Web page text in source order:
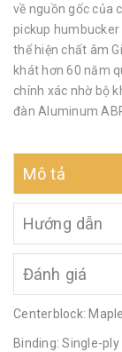
về nguồn gốc của
pickup
thể hiện chất âm
khát hơn 60 năm
chính xác nhờ bộ
đàn Aluminum
Mô tả
Hướng dẫn
Đánh giá
Centerblock: Maple
Binding: Single-ply